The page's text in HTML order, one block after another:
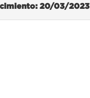
20/03/2023